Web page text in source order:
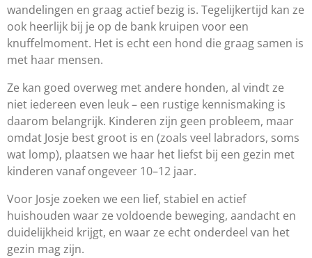
wandelingen en graag actief bezig is. Tegelijkertijd kan ze
ook heerlijk bij je op de bank kruipen voor een
knuffelmoment. Het is echt een hond die graag samen is
met haar mensen.
Ze kan goed overweg met andere honden, al vindt ze
niet iedereen even leuk – een rustige kennismaking is
daarom belangrijk. Kinderen zijn geen probleem, maar
omdat Josje best groot is en (zoals veel labradors, soms
wat lomp), plaatsen we haar het liefst bij een gezin met
kinderen vanaf ongeveer 10–12 jaar.
Voor Josje zoeken we een lief, stabiel en actief
huishouden waar ze voldoende beweging, aandacht en
duidelijkheid krijgt, en waar ze echt onderdeel van het
gezin mag zijn.